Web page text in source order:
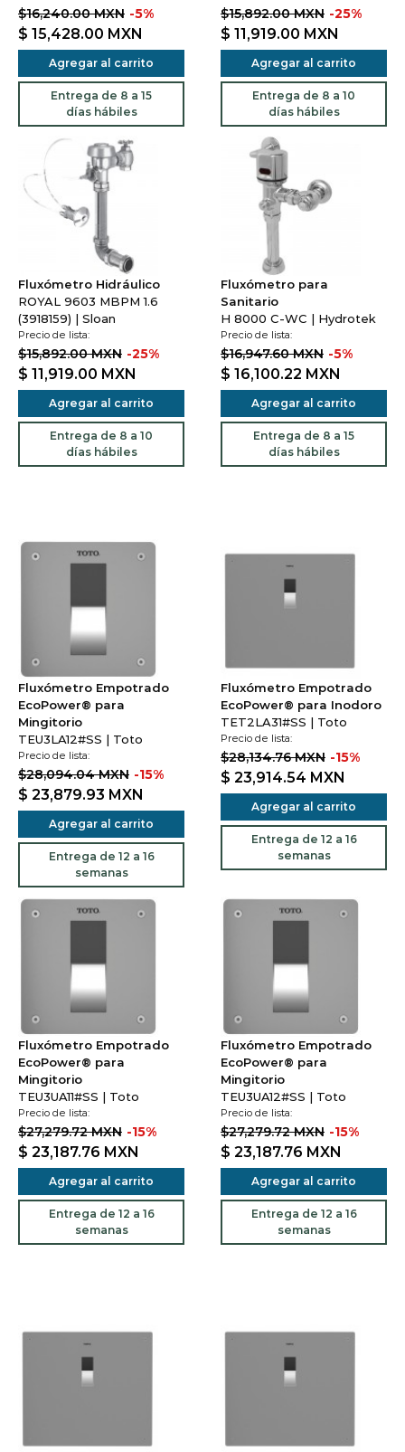
$16,240.00 MXN -5%
$ 15,428.00 MXN
Agregar al carrito
Entrega de 8 a 15
días hábiles
$15,892.00 MXN -25%
$ 11,919.00 MXN
Agregar al carrito
Entrega de 8 a 10
días hábiles
Fluxómetro Hidráulico
ROYAL 9603 MBPM 1.6
(3918159) | Sloan
Precio de lista:
$15,892.00 MXN -25%
$ 11,919.00 MXN
Agregar al carrito
Entrega de 8 a 10
días hábiles
Fluxómetro para
Sanitario
H 8000 C-WC | Hydrotek
Precio de lista:
$16,947.60 MXN -5%
$ 16,100.22 MXN
Agregar al carrito
Entrega de 8 a 15
días hábiles
Fluxómetro Empotrado
EcoPower® para
Mingitorio
TEU3LA12#SS | Toto
Precio de lista:
$28,094.04 MXN -15%
$ 23,879.93 MXN
Agregar al carrito
Entrega de 12 a 16
semanas
Fluxómetro Empotrado
EcoPower® para Inodoro
TET2LA31#SS | Toto
Precio de lista:
$28,134.76 MXN -15%
$ 23,914.54 MXN
Agregar al carrito
Entrega de 12 a 16
semanas
Fluxómetro Empotrado
EcoPower® para
Mingitorio
TEU3UA11#SS | Toto
Precio de lista:
$27,279.72 MXN -15%
$ 23,187.76 MXN
Agregar al carrito
Entrega de 12 a 16
semanas
Fluxómetro Empotrado
EcoPower® para
Mingitorio
TEU3UA12#SS | Toto
Precio de lista:
$27,279.72 MXN -15%
$ 23,187.76 MXN
Agregar al carrito
Entrega de 12 a 16
semanas